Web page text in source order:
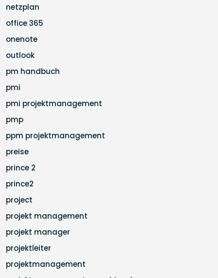
netzplan
office 365
onenote
outlook
pm handbuch
pmi
pmi projektmanagement
pmp
ppm projektmanagement
preise
prince 2
prince2
project
projekt management
projekt manager
projektleiter
projektmanagement